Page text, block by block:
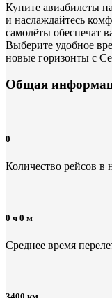
Купите авиабилеты
и наслаждайтесь
самолёты обеспечат
Выберите удобное
новые горизонты с
Общая
0
Количество рейсов в
0 ч 0 м
Среднее время